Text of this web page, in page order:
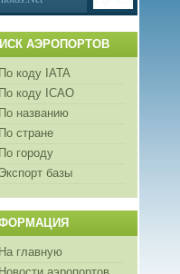
АЭРОПОРТОВ
По коду IATA
По коду ICAO
По названию
По стране
По городу
Экспорт базы
На главную